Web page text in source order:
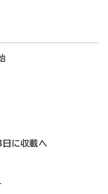
日に収載へ